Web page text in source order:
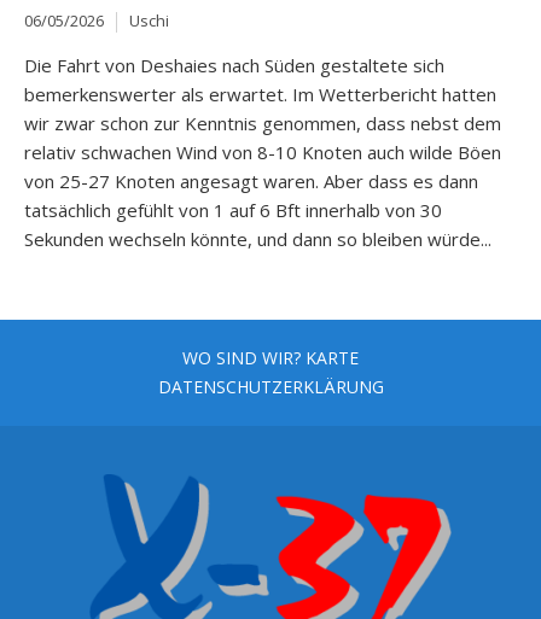
06/05/2026 Uschi
Die Fahrt von Deshaies nach Süden gestaltete sich
bemerkenswerter als erwartet. Im Wetterbericht hatten
wir zwar schon zur Kenntnis genommen, dass nebst dem
relativ schwachen Wind von 8-10 Knoten auch wilde Böen
von 25-27 Knoten angesagt waren. Aber dass es dann
tatsächlich gefühlt von 1 auf 6 Bft innerhalb von 30
Sekunden wechseln könnte, und dann so bleiben würde...
WO SIND WIR? KARTE
DATENSCHUTZERKLÄRUNG